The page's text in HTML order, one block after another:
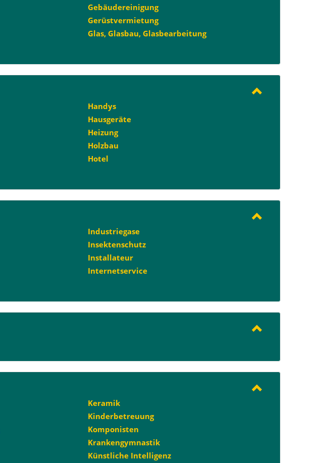
Gebäudereinigung
Gerüstvermietung
Glas, Glasbau, Glasbearbeitung
Handys
Hausgeräte
Heizung
Holzbau
Hotel
Industriegase
Insektenschutz
Installateur
Internetservice
Keramik
Kinderbetreuung
Komponisten
Krankengymnastik
Künstliche Intelligenz